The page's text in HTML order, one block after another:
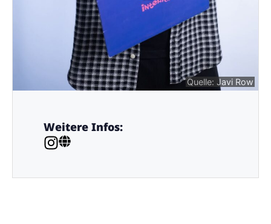
Quelle: Javi Row
Weitere Infos: